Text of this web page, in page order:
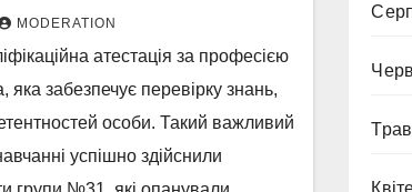
MODERATION
атестація за професією
яка забезпечує перевірку знань,
особи. Такий важливий
успішно здійснили